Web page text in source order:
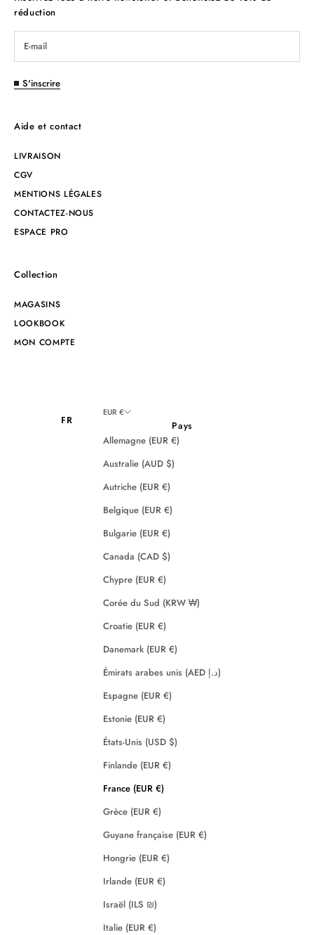
réduction
S'inscrire
Aide et contact
LIVRAISON
CGV
MENTIONS LÉGALES
CONTACTEZ-NOUS
ESPACE PRO
Collection
MAGASINS
LOOKBOOK
MON COMPTE
FR
EUR €
Pays
Allemagne (EUR €)
Australie (AUD $)
Autriche (EUR €)
Belgique (EUR €)
Bulgarie (EUR €)
Canada (CAD $)
Chypre (EUR €)
Corée du Sud (KRW ₩)
Croatie (EUR €)
Danemark (EUR €)
Émirats arabes unis (AED د.إ)
Espagne (EUR €)
Estonie (EUR €)
États-Unis (USD $)
Finlande (EUR €)
France (EUR €)
Grèce (EUR €)
Guyane française (EUR €)
Hongrie (EUR €)
Irlande (EUR €)
Israël (ILS ₪)
Italie (EUR €)